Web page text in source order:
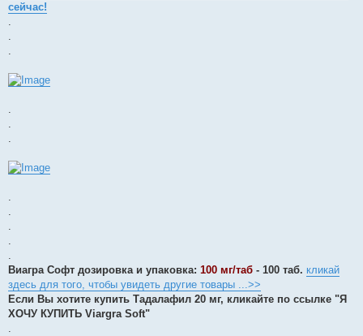
сейчас!
.
.
.
.
.
.
.
.
.
.
.
Виагра Софт дозировка и упаковка: 100 мг/таб - 100 таб. кликай
здесь для того, чтобы увидеть другие товары ...>>
Если Вы хотите купить Тадалафил 20 мг, кликайте по ссылке "Я
ХОЧУ КУПИТЬ Viargra Soft"
.